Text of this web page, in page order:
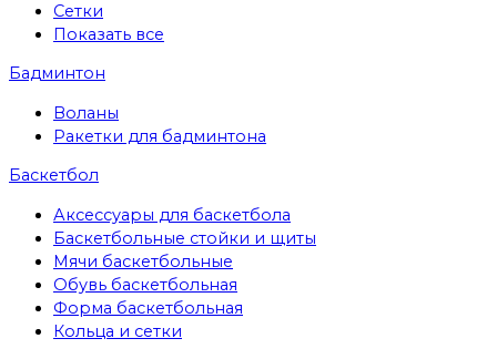
Сетки
Показать все
Бадминтон
Воланы
Ракетки для бадминтона
Баскетбол
Аксессуары для баскетбола
Баскетбольные стойки и щиты
Мячи баскетбольные
Обувь баскетбольная
Форма баскетбольная
Кольца и сетки